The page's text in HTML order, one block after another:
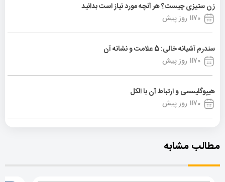
زن ستیزی چیست؟ هر آنچه مورد نیاز است بدانید
1170 روز پیش
سندرم آشیانه خالی: 5 علامت و نشانه آن
1170 روز پیش
هیپوگلیسمی و ارتباط آن با الکل
1170 روز پیش
مطالب مشابه